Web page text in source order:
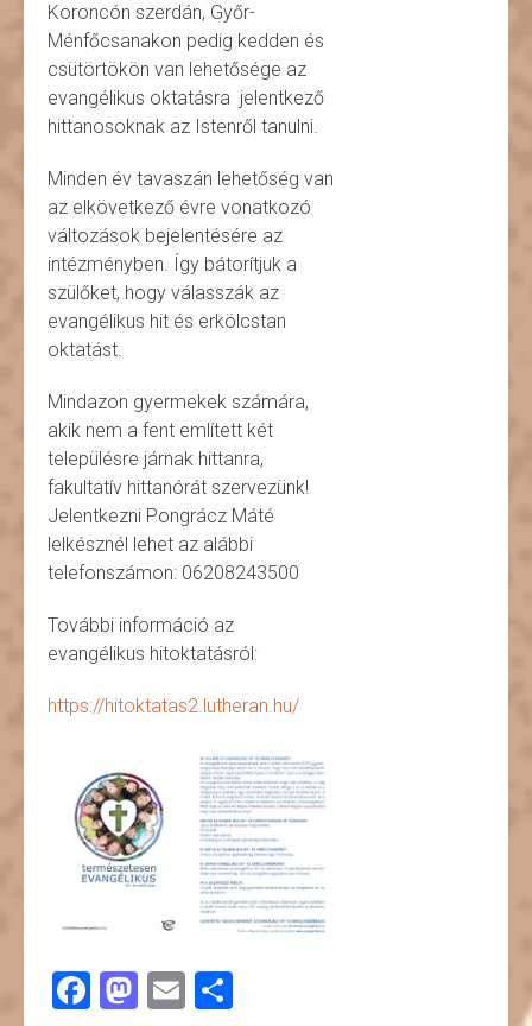
Koroncón szerdán, Győr-
Ménfőcsanakon pedig kedden és
csütörtökön van lehetősége az
evangélikus oktatásra jelentkező
hittanosoknak az Istenről tanulni.
Minden év tavaszán lehetőség van
az elkövetkező évre vonatkozó
változások bejelentésére az
intézményben. Így bátorítjuk a
szülőket, hogy válasszák az
evangélikus hit és erkölcstan
oktatást.
Mindazon gyermekek számára,
akik nem a fent említett két
településre járnak hittanra,
fakultatív hittanórát szervezünk!
Jelentkezni Pongrácz Máté
lelkésznél lehet az alábbi
telefonszámon: 06208243500
További információ az
evangélikus hitoktatásról:
https://hitoktatas2.lutheran.hu/
Facebook
Mastodon
Email